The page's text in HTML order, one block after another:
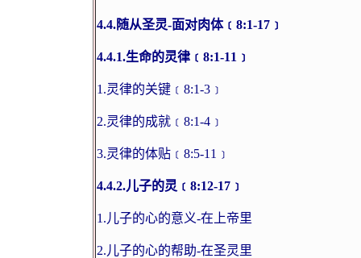
4.4.随从圣灵-面对肉体﹝ 8:1-17﹞
4.4.1.生命的灵律﹝ 8:1-11 ﹞
1.灵律的关键﹝ 8:1-3﹞
2.灵律的成就﹝ 8:1-4﹞
3.灵律的体贴﹝ 8:5-11 ﹞
4.4.2.儿子的灵﹝ 8:12-17﹞
1.儿子的心的意义-在上帝里
2.儿子的心的帮助-在圣灵里